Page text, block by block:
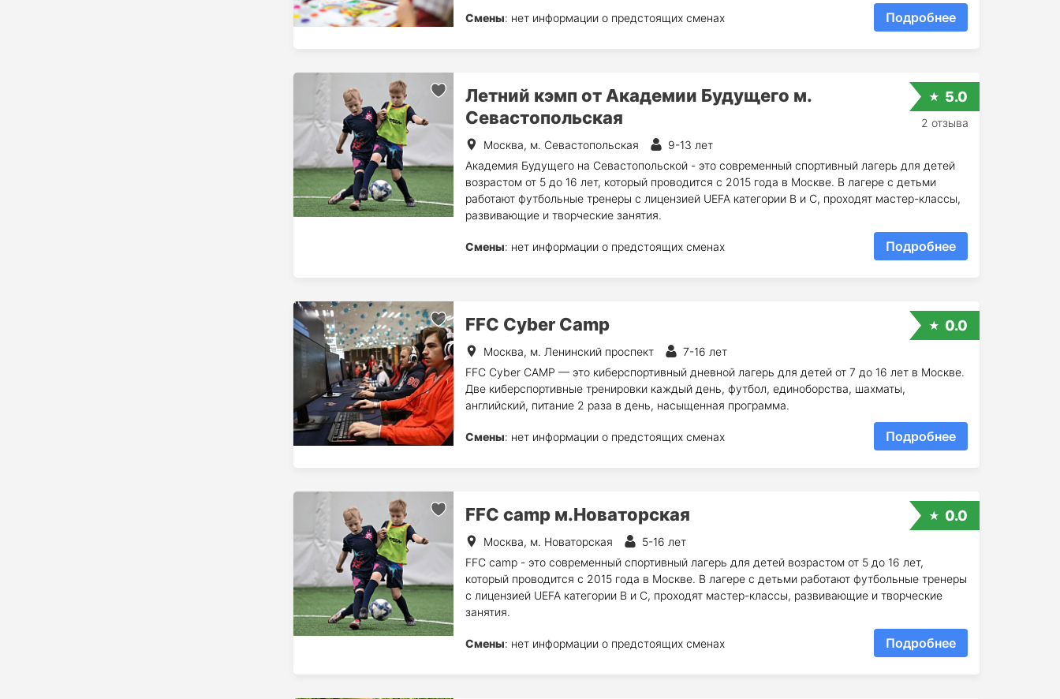
Смены: нет информации о предстоящих сменах Подробнее
Летний кэмп от Академии Будущего м.
Севастопольская
Москва, м. Севастопольская
9-13 лет
Академия Будущего на Севастопольской - это современный спортивный лагерь для детей
возрастом от 5 до 16 лет, который проводится с 2015 года в Москве. В лагере с детьми
работают футбольные тренеры с лицензией UEFA категории B и C, проходят мастер-классы,
развивающие и творческие занятия.
Смены: нет информации о предстоящих сменах Подробнее
5.0
2 отзыва
FFC Cyber Camp
Москва, м. Ленинский проспект
7-16 лет
FFC Cyber CAMP — это киберспортивный дневной лагерь для детей от 7 до 16 лет в Москве.
Две киберспортивные тренировки каждый день, футбол, единоборства, шахматы,
английский, питание 2 раза в день, насыщенная программа.
Смены: нет информации о предстоящих сменах Подробнее
0.0
FFC camp м.Новаторская
Москва, м. Новаторская
5-16 лет
FFC camp - это современный спортивный лагерь для детей возрастом от 5 до 16 лет,
который проводится с 2015 года в Москве. В лагере с детьми работают футбольные тренеры
с лицензией UEFA категории B и C, проходят мастер-классы, развивающие и творческие
занятия.
Смены: нет информации о предстоящих сменах Подробнее
0.0